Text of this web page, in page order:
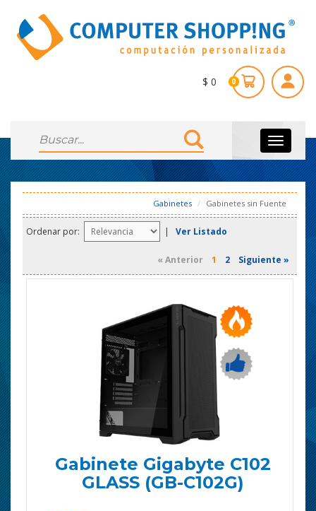
$ 0 0
Toggle
Gabinetes Gabinetes sin Fuente
Ordenar por: | Ver Listado
« Anterior 1 2 Siguiente »
Gabinete Gigabyte C102
GLASS (GB-C102G)